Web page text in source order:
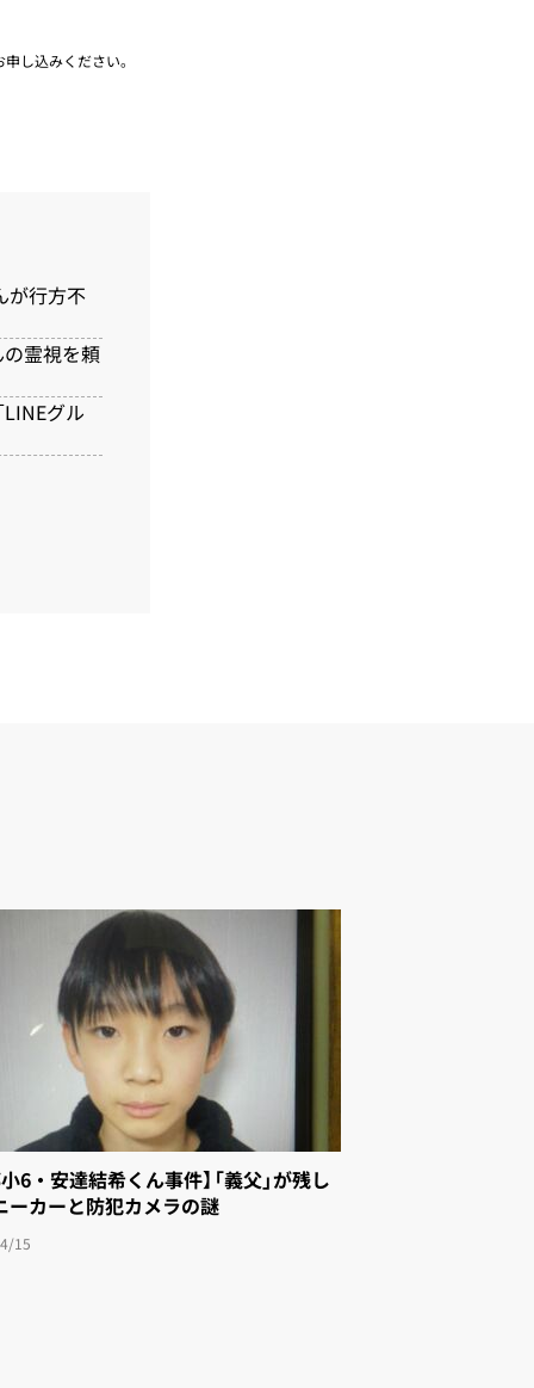
申し込みください。
が行方不
の霊視を頼
グル
6・安達結希くん事件】「義父」が残し
ーカーと防犯カメラの謎
15